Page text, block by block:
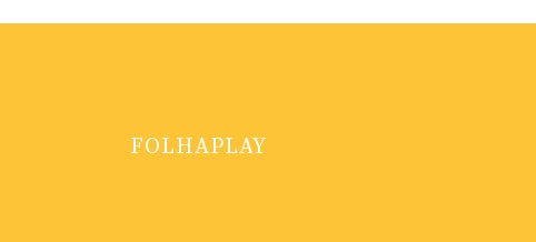
FOLHAPLAY